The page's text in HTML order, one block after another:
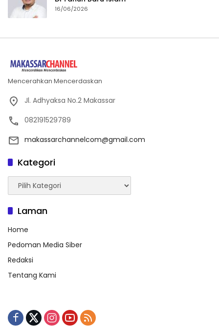
16/06/2026
Mencerahkan Mencerdaskan
Jl. Adhyaksa No.2 Makassar
082191529789
makassarchannelcom@gmail.com
Kategori
Kategori
Laman
Home
Pedoman Media Siber
Redaksi
Tentang Kami